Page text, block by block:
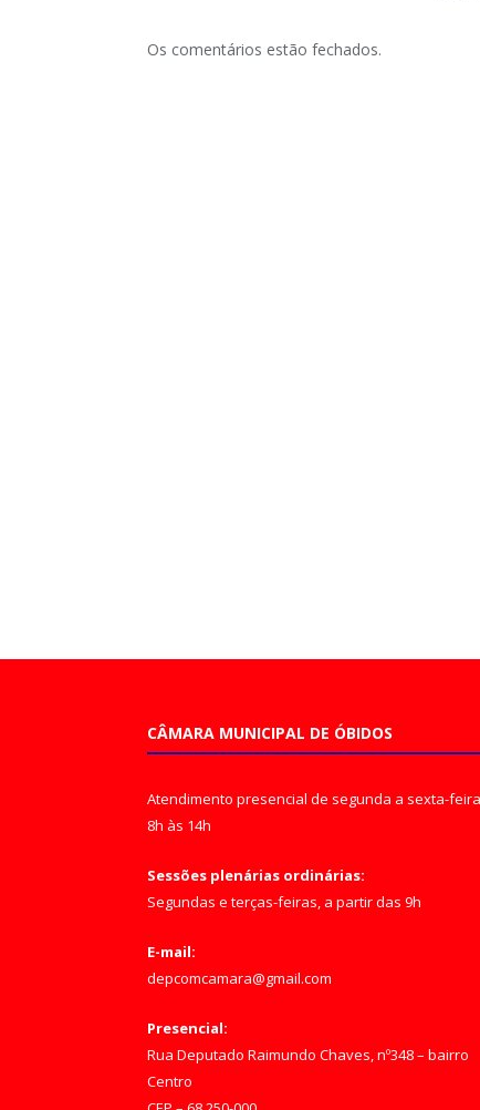
Os comentários estão fechados.
CÂMARA MUNICIPAL DE ÓBIDOS
Atendimento presencial de segunda a sexta-
8h às 14h
Sessões plenárias ordinárias:
Segundas e terças-feiras, a partir das 9h
E-mail:
depcomcamara@gmail.com
Presencial:
Rua Deputado Raimundo Chaves, nº348 – bairro
Centro